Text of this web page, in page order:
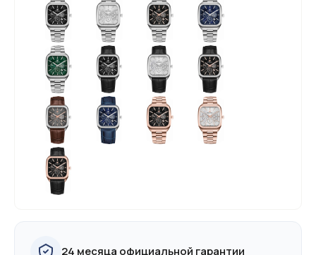
24 месяца официальной гарантии